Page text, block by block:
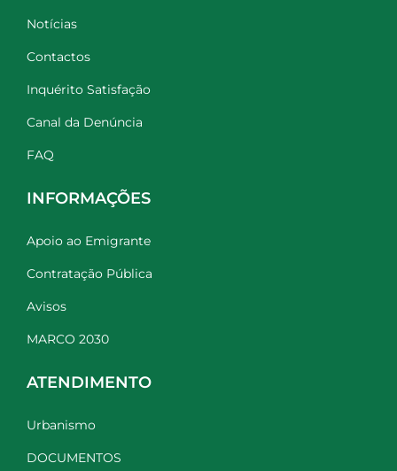
Notícias
Contactos
Inquérito Satisfação
Canal da Denúncia
FAQ
INFORMAÇÕES
Apoio ao Emigrante
Contratação Pública
Avisos
MARCO 2030
ATENDIMENTO
Urbanismo
DOCUMENTOS